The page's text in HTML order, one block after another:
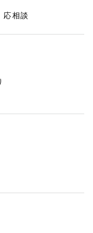
相談